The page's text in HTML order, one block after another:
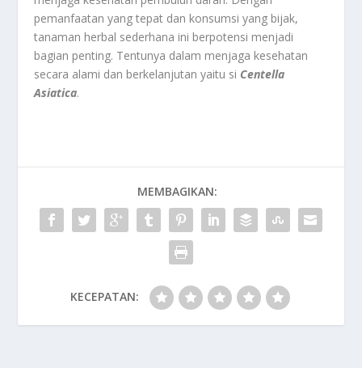
pemanfaatan yang tepat dan konsumsi yang bijak,
tanaman herbal sederhana ini berpotensi menjadi
bagian penting. Tentunya dalam menjaga kesehatan
secara alami dan berkelanjutan yaitu si Centella
Asiatica.
MEMBAGIKAN:
KECEPATAN: